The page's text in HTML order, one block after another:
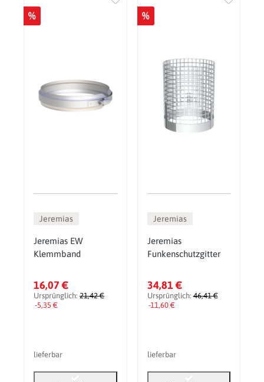
%
Jeremias
Jeremias EW
Klemmband
16,07 €
Ursprünglich: 21,42 €
-5,35 €
lieferbar
%
Jeremias
Jeremias
Funkenschutzgitter
34,81 €
Ursprünglich:46,41 €
-11,60 €
lieferbar